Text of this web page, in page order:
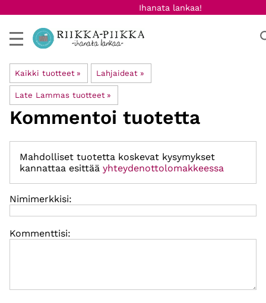
Ihanata lankaa!
Kaikki tuotteet ‪» Lahjaideat ‪»
Late Lammas tuotteet ‪»
Kommentoi tuotetta
Mahdolliset tuotetta koskevat kysymykset
kannattaa esittää yhteydenottolomakkeessa
Nimimerkkisi:
Kommenttisi: